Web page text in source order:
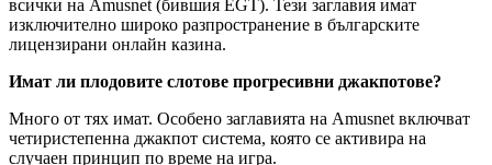
всички на Amusnet (бившия EGT). Тези заглавия имат
изключително широко разпространение в българските
лицензирани онлайн казина.
Имат ли плодовите слотове прогресивни джакпотове?
Много от тях имат. Особено заглавията на Amusnet включват
четиристепенна джакпот система, която се активира на
случаен принцип по време на игра.